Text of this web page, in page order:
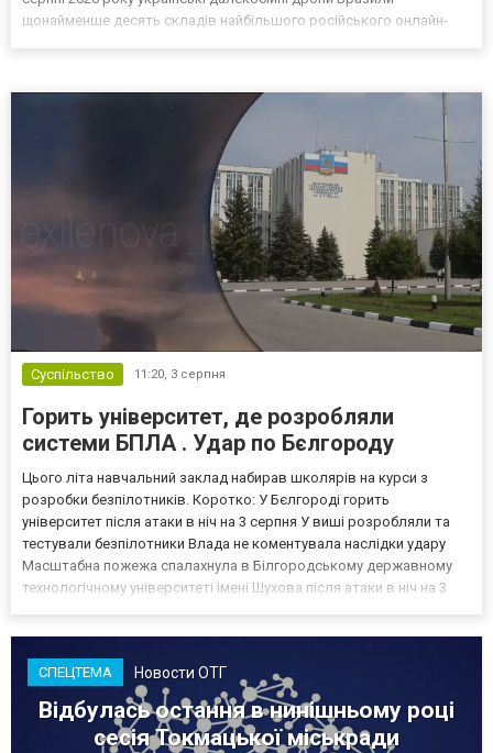
щонайменше десять складів найбільшого російського онлайн-
Суспільство 11:20, 3 серпня
Горить університет, де розробляли
системи БПЛА . Удар по Бєлгороду
Цього літа навчальний заклад набирав школярів на курси з
розробки безпілотників. Коротко: У Бєлгороді горить
університет після атаки в ніч на 3 серпня У виші розробляли та
тестували безпілотники Влада не коментувала наслідки удару
Масштабна пожежа спалахнула в Білгородському державному
технологічному університеті імені Шухова після атаки в ніч на 3
СПЕЦТЕМА Новости ОТГ
Відбулась остання в нинішньому році
сесія Токмацької міськради